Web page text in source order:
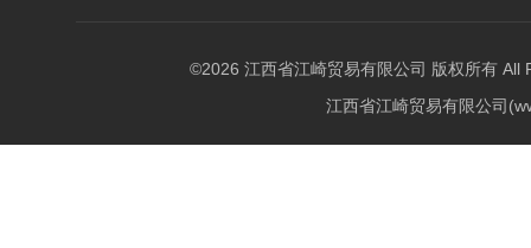
©2026 江西省江崎贸易有限公司 版权所有 All
江西省江崎贸易有限公司